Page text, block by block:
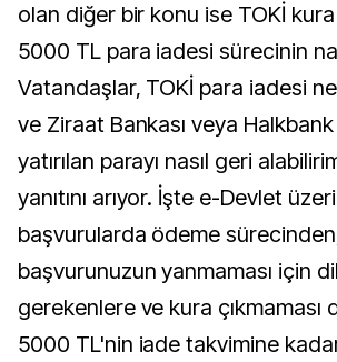
olan diğer bir konu ise TOKİ kura
5000 TL para iadesi sürecinin
Vatandaşlar, TOKİ para iadesi ne
ve Ziraat Bankası veya
yatırılan parayı nasıl geri
yanıtını arıyor. İşte e-Devlet
başvurularda ödeme
başvurunuzun yanmaması için
gerekenlere ve kura çıkmaması
5000 TL'nin iade takvimine